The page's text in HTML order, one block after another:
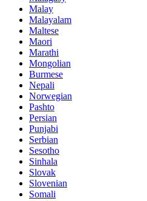
Malay
Malayalam
Maltese
Maori
Marathi
Mongolian
Burmese
Nepali
Norwegian
Pashto
Persian
Punjabi
Serbian
Sesotho
Sinhala
Slovak
Slovenian
Somali